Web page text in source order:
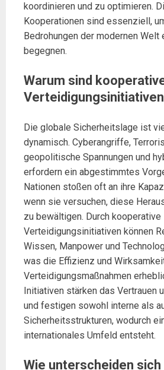
koordinieren und zu optimieren.
Kooperationen sind essenziell,
Bedrohungen der modernen
begegnen.
Warum sind
Die globale Sicherheitslage ist
dynamisch. Cyberangriffe,
geopolitische Spannungen und
erfordern ein abgestimmtes
Nationen stoßen oft an ihre
wenn sie versuchen, diese
zu bewältigen. Durch kooperative
Verteidigungsinitiativen können
Wissen, Manpower und
was die Effizienz und
Verteidigungsmaßnahmen
Initiativen stärken das Vertrauen
und festigen sowohl interne als
Sicherheitsstrukturen, wodurch
internationales Umfeld entsteht.
Wie unterscheiden